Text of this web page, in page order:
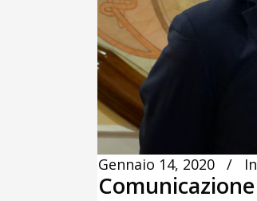
Gennaio 14, 2020 In